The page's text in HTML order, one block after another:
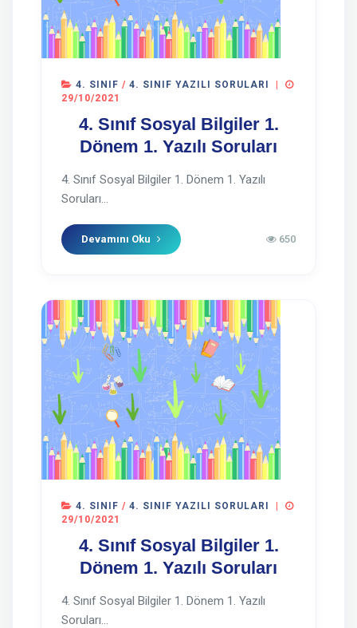
4. SINIF / 4. SINIF YAZILI SORULARI
29/10/2021
4. Sınıf Sosyal Bilgiler 1.
Dönem 1. Yazılı Soruları
4. Sınıf Sosyal Bilgiler 1. Dönem 1. Yazılı
Soruları...
Devamını Oku 650
4. SINIF / 4. SINIF YAZILI SORULARI
29/10/2021
4. Sınıf Sosyal Bilgiler 1.
Dönem 1. Yazılı Soruları
4. Sınıf Sosyal Bilgiler 1. Dönem 1. Yazılı
Soruları...